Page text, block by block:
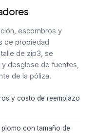
escombros y
de propiedad
de zip3, se
desglose de fuentes,
de la póliza.
y costo de reemplazo
con tamaño de